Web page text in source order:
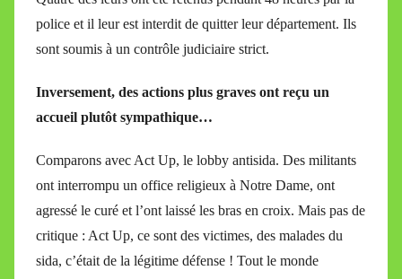
police et il leur est interdit de quitter leur département. Ils
sont soumis à un contrôle judiciaire strict.
Inversement, des actions plus graves ont reçu un
accueil plutôt sympathique…
Comparons avec Act Up, le lobby antisida. Des militants
ont interrompu un office religieux à Notre Dame, ont
agressé le curé et l’ont laissé les bras en croix. Mais pas de
critique : Act Up, ce sont des victimes, des malades du
sida, c’était de la légitime défense ! Tout le monde